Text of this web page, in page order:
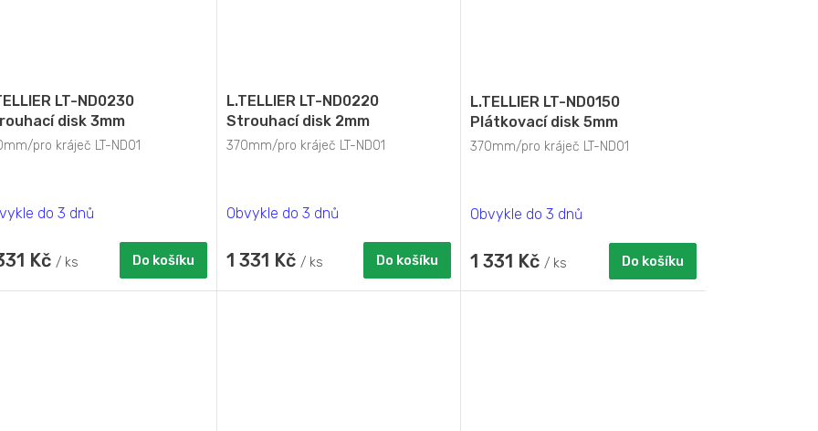
LT-ND0230
disk 3mm
pro kráječ LT-ND01
do 3 dnů
Kč / ks Do košíku
L.TELLIER LT-ND0220
Strouhací disk 2mm
370mm/pro kráječ LT-ND01
Obvykle do 3 dnů
1 331 Kč / ks Do košíku
L.TELLIER LT-ND0150
Plátkovací disk 5mm
370mm/pro kráječ LT-ND01
Obvykle do 3 dnů
1 331 Kč/ ks Do košíku